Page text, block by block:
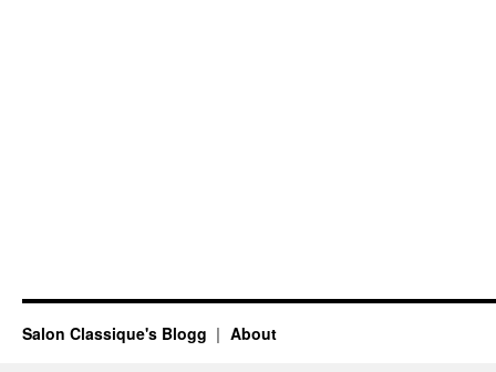
Salon Classique's Blogg About